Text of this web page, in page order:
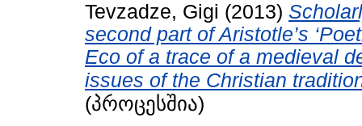
Tevzadze, Gigi (2013)
second part of Aristotle’s
Eco of a trace of a medieval
issues of the Christian
(პროცესშია)